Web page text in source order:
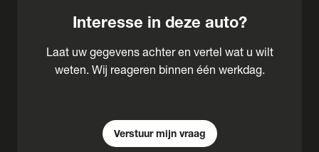
Interesse in deze auto?
Laat uw gegevens achter en vertel wat u wilt
weten. Wij reageren binnen één werkdag.
Verstuur mijn vraag